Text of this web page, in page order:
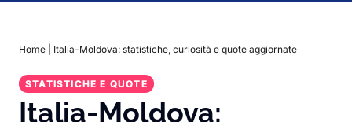
Home Italia-Moldova: statistiche, curiosità e quote aggiornate
STATISTICHE E QUOTE
Italia-Moldova: